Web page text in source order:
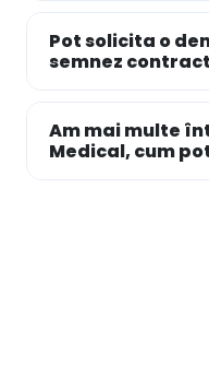
Pot solicita o
semnez
Am mai multe
Medical, cum